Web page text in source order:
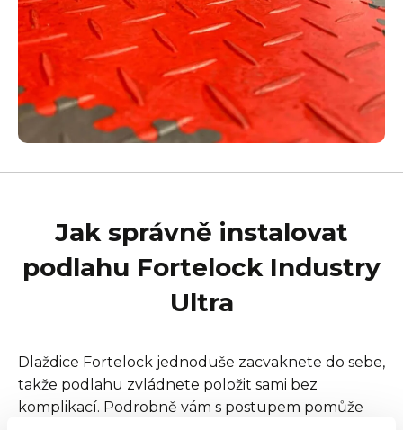
Jak správně instalovat
podlahu Fortelock Industry
Ultra
Dlaždice Fortelock jednoduše zacvaknete do sebe,
takže podlahu zvládnete položit sami bez
komplikací. Podrobně vám s postupem pomůže